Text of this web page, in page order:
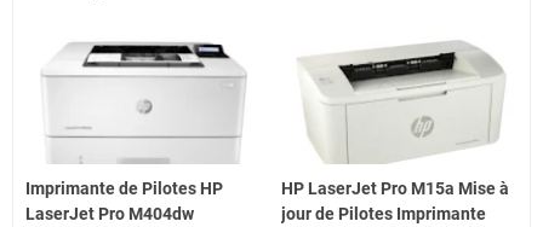
Imprimante de Pilotes HP
LaserJet Pro M404dw
HP LaserJet Pro M15a Mise à
jour de Pilotes Imprimante